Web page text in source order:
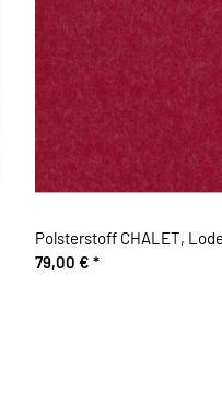
Polsterstoff CHALET,
79,00 € *